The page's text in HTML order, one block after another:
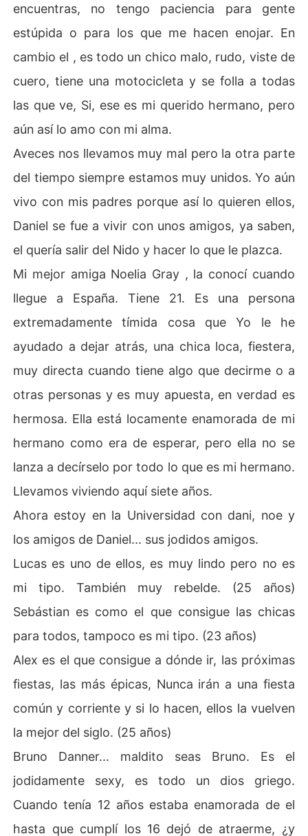
encuentras, no tengo paciencia para gente
estúpida o para los que me hacen enojar. En
cambio el , es todo un chico malo, rudo, viste de
cuero, tiene una motocicleta y se folla a todas
las que ve, Si, ese es mi querido hermano, pero
aún así lo amo con mi alma.
Aveces nos llevamos muy mal pero la otra parte
del tiempo siempre estamos muy unidos. Yo aún
vivo con mis padres porque así lo quieren ellos,
Daniel se fue a vivir con unos amigos, ya saben,
el quería salir del Nido y hacer lo que le plazca.
Mi mejor amiga Noelia Gray , la conocí cuando
llegue a España. Tiene 21. Es una persona
extremadamente tímida cosa que Yo le he
ayudado a dejar atrás, una chica loca, fiestera,
muy directa cuando tiene algo que decirme o a
otras personas y es muy apuesta, en verdad es
hermosa. Ella está locamente enamorada de mi
hermano como era de esperar, pero ella no se
lanza a decírselo por todo lo que es mi hermano.
Llevamos viviendo aquí siete años.
Ahora estoy en la Universidad con dani, noe y
los amigos de Daniel... sus jodidos amigos.
Lucas es uno de ellos, es muy lindo pero no es
mi tipo. También muy rebelde. (25 años)
Sebástian es como el que consigue las chicas
para todos, tampoco es mi tipo. (23 años)
Alex es el que consigue a dónde ir, las próximas
fiestas, las más épicas, Nunca irán a una fiesta
común y corriente y si lo hacen, ellos la vuelven
la mejor del siglo. (25 años)
Bruno Danner... maldito seas Bruno. Es el
jodidamente sexy, es todo un dios griego.
Cuando tenía 12 años estaba enamorada de el
hasta que cumplí los 16 dejó de atraerme, ¿y